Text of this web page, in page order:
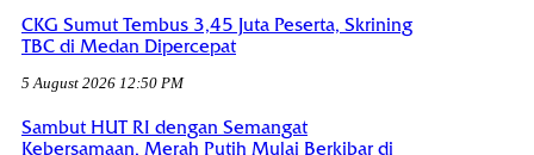
CKG Sumut Tembus 3,45 Juta Peserta, Skrining
TBC di Medan Dipercepat
5 August 2026 12:50 PM
Sambut HUT RI dengan Semangat
Kebersamaan, Merah Putih Mulai Berkibar di